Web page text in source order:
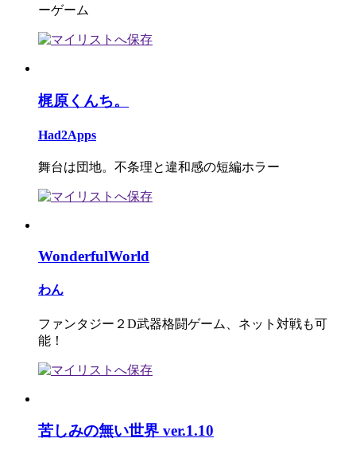
ーゲーム
梶原くんち。
Had2Apps
舞台は団地。不条理と違和感の短編ホラー
WonderfulWorld
わん
ファンタジー２D武器格闘ゲーム、ネット対戦も可
能！
苦しみの無い世界 ver.1.10